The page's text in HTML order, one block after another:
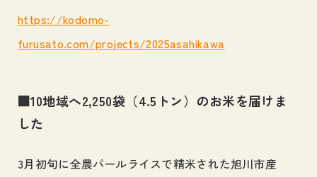
https://kodomo-
furusato.com/projects/2025asahikawa
■10地域へ2,250袋（4.5トン）のお米を届けま
した
3月初旬に全農パールライスで精米された旭川市産